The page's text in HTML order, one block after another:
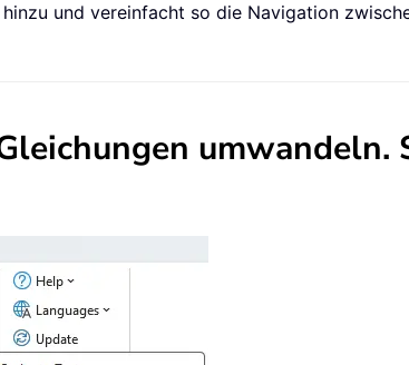
und vereinfacht so die Navigation
umwandeln.